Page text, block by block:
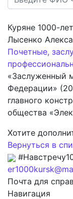
Куряне 1000-
Лысенко
Почетные,
«Заслуженный
Федерации»
главного
общества
Хотите
Вернуться в
Почта для
Навигация